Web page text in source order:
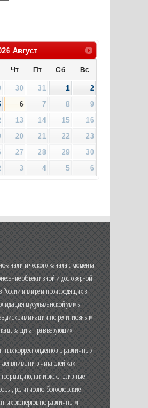
Август
Чт Пт Сб Вс
30 31 1
2
6 7 8
9
13 14 15
16
20 21 22
23
27 28 29
30
3 4 5 6
канала с момента
объективной и достоверной
и мире и происходящих в
мусульманской уммы
дискриминации по религиозным
защита прав верующих.
корреспондентов в различных
вниманию читателей как
так и эксклюзивные
религиозно-богословские
экспертов по различным